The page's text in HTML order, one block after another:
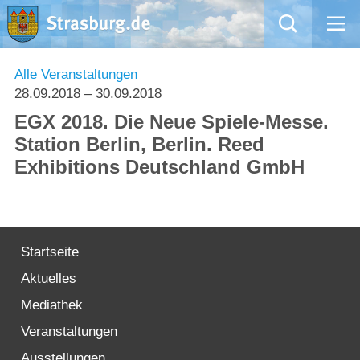
Mängelmeldung
Rathaus
Willkommen in Strasburg (Uckermark)
Alle Veranstaltungen
28.09.2018 – 30.09.2018
EGX 2018. Die Neue Spiele-Messe.
Station Berlin, Berlin. Reed
Exhibitions Deutschland GmbH
Startseite
Aktuelles
Mediathek
Veranstaltungen